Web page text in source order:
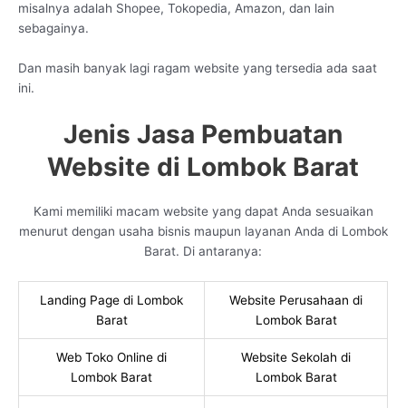
misalnya adalah Shopee, Tokopedia, Amazon, dan lain
sebagainya.
Dan masih banyak lagi ragam website yang tersedia ada saat
ini.
Jenis Jasa Pembuatan
Website di Lombok Barat
Kami memiliki macam website yang dapat Anda sesuaikan
menurut dengan usaha bisnis maupun layanan Anda di Lombok
Barat. Di antaranya:
Landing Page di Lombok
Barat
Website Perusahaan di
Lombok Barat
Web Toko Online di
Lombok Barat
Website Sekolah di
Lombok Barat